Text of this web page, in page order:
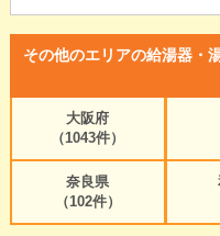
その他のエリアの給湯器・
大阪府
（1043件）
奈良県
（102件）